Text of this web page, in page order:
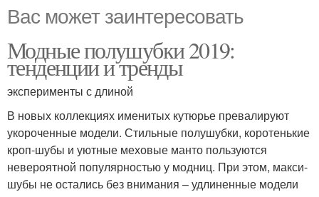
Вас может заинтересовать
Модные полушубки 2019:
тенденции и тренды
эксперименты с длиной
В новых коллекциях именитых кутюрье превалируют
укороченные модели. Стильные полушубки, коротенькие
кроп-шубы и уютные меховые манто пользуются
невероятной популярностью у модниц. При этом, макси-
шубы не остались без внимания – удлиненные модели